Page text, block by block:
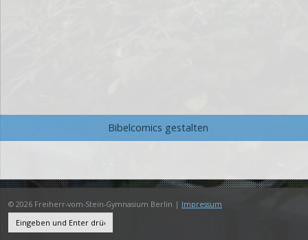
Bibelcomics gestalten
© 2026 Freiherr-vom-Stein-Gymnasium Berlin | Impressum